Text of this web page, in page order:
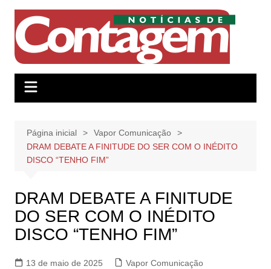
conteúdo
Página inicial
Vapor Comunicação
DRAM DEBATE A FINITUDE DO SER COM O INÉDITO
DISCO “TENHO FIM”
DRAM DEBATE A FINITUDE
DO SER COM O INÉDITO
DISCO “TENHO FIM”
13 de maio de 2025 Vapor Comunicação